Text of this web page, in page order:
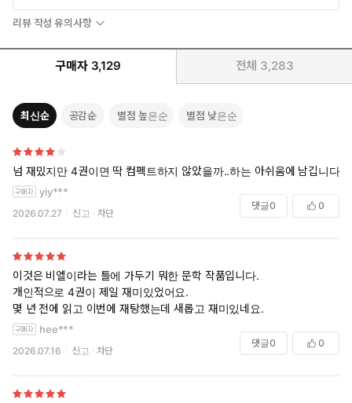
리뷰 작성 유의사항
구매자 3,129 전체 3,283
최신순 공감순 별점 높은순 별점 낮은순
넘 재밌지만 4권이면 딱 컴펙트하지 않았을까..하는 아쉬움에 남깁니다.
yiy***
2026.07.27 신고 차단
댓글0 0
이것은 비엘이라는 틀에 가두기 뭐한 문학 작품입니다.
개인적으로 4권이 제일 재미있었어요.
몇 년 전에 읽고 이번에 재탕했는데 새롭고 재미있네요.
hee***
2026.07.16 신고 차단
댓글0 0